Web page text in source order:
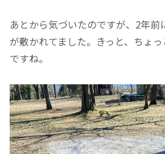
あとから気づいたのですが、2年前
が敷かれてました。きっと、ちょ
ですね。